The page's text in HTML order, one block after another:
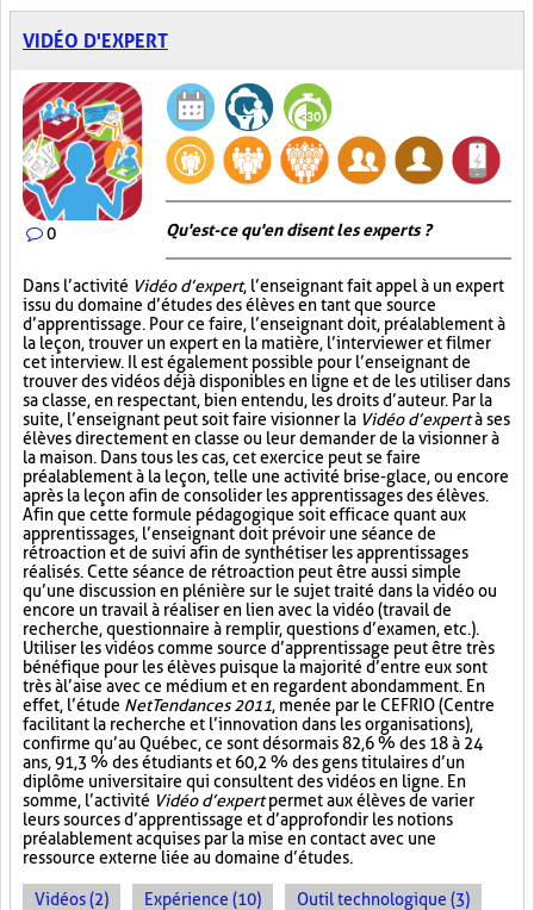
VIDÉO D'EXPERT
0 Qu'est-ce qu'en disent les experts ?
Dans l’activité Vidéo d’expert, l’enseignant fait appel à un expert
issu du domaine d’études des élèves en tant que source
d’apprentissage. Pour ce faire, l’enseignant doit, préalablement à
la leçon, trouver un expert en la matière, l’interviewer et filmer
cet interview. Il est également possible pour l’enseignant de
trouver des vidéos déjà disponibles en ligne et de les utiliser dans
sa classe, en respectant, bien entendu, les droits d’auteur. Par la
suite, l’enseignant peut soit faire visionner la Vidéo d’expertà ses
élèves directement en classe ou leur demander de la visionner à
la maison. Dans tous les cas, cet exercice peut se faire
préalablement à la leçon, telle une activité brise-glace, ou encore
après la leçon afin de consolider les apprentissages des élèves.
Afin que cette formule pédagogique soit efficace quant aux
apprentissages, l’enseignant doit prévoir une séance de
rétroaction et de suivi afin de synthétiser les apprentissages
réalisés. Cette séance de rétroaction peut être aussi simple
qu’une discussion en plénière sur le sujet traité dans la vidéo ou
encore un travail à réaliser en lien avec la vidéo (travail de
recherche, questionnaire à remplir, questions d’examen, etc.).
Utiliser les vidéos comme source d’apprentissage peut être très
bénéfique pour les élèves puisque la majorité d’entre eux sont
très à l’aise avec ce médium et en regardent abondamment. En
effet, l’étude NetTendances 2011, menée par le CEFRIO (Centre
facilitant la recherche et l’innovation dans les organisations),
confirme qu’au Québec, ce sont désormais 82,6 % des 18 à 24
ans, 91,3 % des étudiants et 60,2 % des gens titulaires d’un
diplôme universitaire qui consultent des vidéos en ligne. En
somme, l’activité Vidéo d’expertpermet aux élèves de varier
leurs sources d’apprentissage et d’approfondir les notions
préalablement acquises par la mise en contact avec une
ressource externe liée au domaine d’études.
Vidéos (2) Expérience (10) Outil technologique (3)